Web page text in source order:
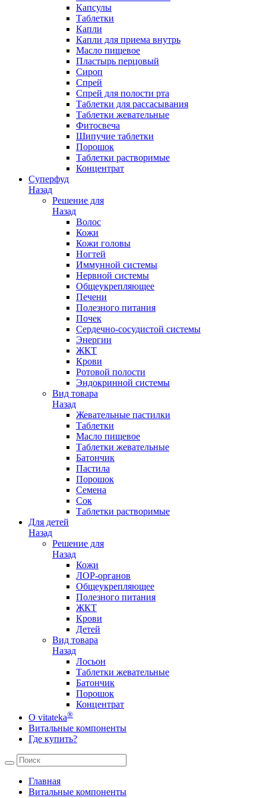
Капсулы
Таблетки
Капли
Капли для приема внутрь
Масло пищевое
Пластырь перцовый
Сироп
Спрей
Спрей для полости рта
Таблетки для рассасывания
Таблетки жевательные
Фитосвеча
Шипучие таблетки
Порошок
Таблетки растворимые
Концентрат
Суперфуд
Назад
Решение для
Назад
Волос
Кожи
Кожи головы
Ногтей
Иммунной системы
Нервной системы
Общеукрепляющее
Печени
Полезного питания
Почек
Сердечно-сосудистой системы
Энергии
ЖКТ
Крови
Ротовой полости
Эндокринной системы
Вид товара
Назад
Жевательные пастилки
Таблетки
Масло пищевое
Таблетки жевательные
Батончик
Пастила
Порошок
Семена
Сок
Таблетки растворимые
Для детей
Назад
Решение для
Назад
Кожи
ЛОР-органов
Общеукрепляющее
Полезного питания
ЖКТ
Крови
Детей
Вид товара
Назад
Лосьон
Таблетки жевательные
Батончик
Порошок
Концентрат
О vitateka®
Витальные компоненты
Где купить?
Главная
Витальные компоненты